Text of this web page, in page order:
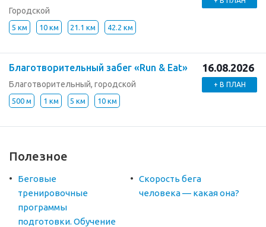
Городской
5 км 10 км 21.1 км 42.2 км
Благотворительный забег «Run & Eat»
Благотворительный, городской
500 м 1 км 5 км 10 км
16.08.2026
+ В ПЛАН
Полезное
Беговые
тренировочные
программы
подготовки. Обучение
Скорость бега
человека — какая она?